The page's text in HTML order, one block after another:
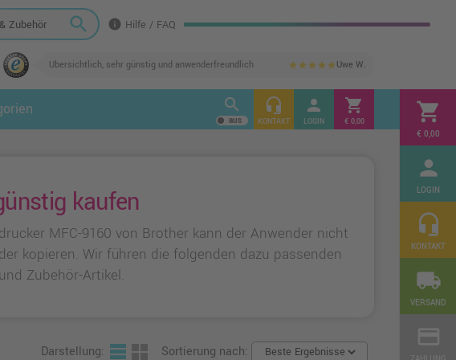
search info Hilfe / FAQ
Übersichtlich, sehr günstig und anwenderfreundlich star star star star star Uwe W.
shopping_cart
€ 0,00
person
LOGIN
headset_mic
KONTAKT
local_shipping
VERSAND
search headset_mic
KONTAKT
person
LOGIN
shopping_cart
€ 0,00
kaufen
MFC-9160 von Brother kann der Anwender nicht
kopieren. Wir führen die folgenden dazu passenden
Zubehör-Artikel.
Darstellung: Sortierung nach: